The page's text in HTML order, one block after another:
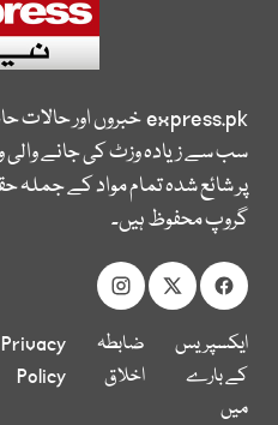
express.pkخبروں اور حالات
سب سے زیادہ وزٹ کی جانے
پر شائع شدہ تمام مواد کے جملہ
گروپ محفوظ ہیں۔
ایکسپریس
کے بارے
میں
ضابطہ
اخلاق
Privacy
Policy